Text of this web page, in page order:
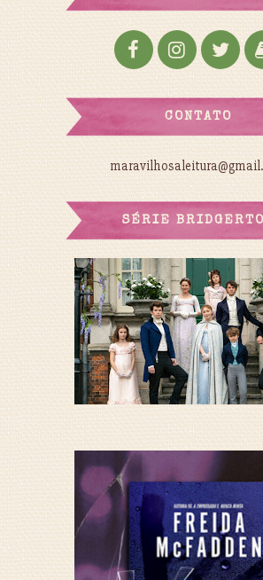
CONTATO
SÉRIE